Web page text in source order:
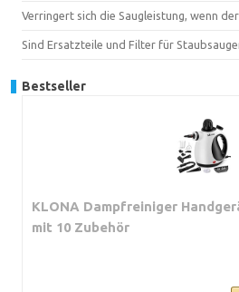
Verringert sich die Saugleistung, wenn
Sind Ersatzteile und Filter für
Bestseller
KLONA Dampfreiniger
mit 10 Zubehör